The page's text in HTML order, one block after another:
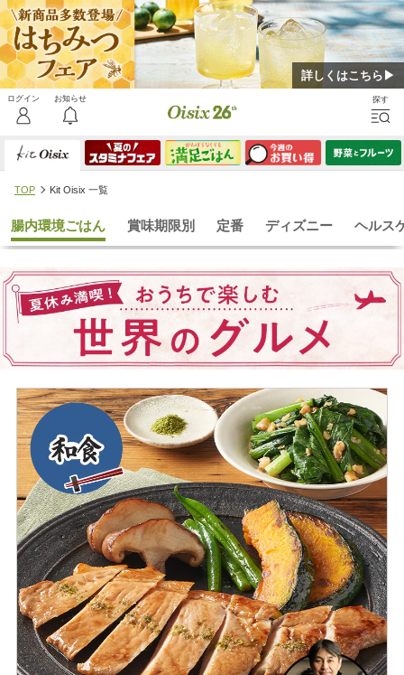
詳しくはこちら▶
TOP Kit Oisix 一覧
腸内環境ごはん 賞味期限別 定番 ディズニー ヘルス